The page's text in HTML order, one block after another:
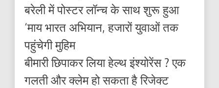
बरेली में पोस्टर लॉन्च के साथ शुरू हुआ
‘माय भारत अभियान, हजारों युवाओं तक
पहुंचेगी मुहिम
बीमारी छिपाकर लिया हेल्थ इंश्योरेंस ? एक
गलती और क्लेम हो सकता है रिजेक्ट